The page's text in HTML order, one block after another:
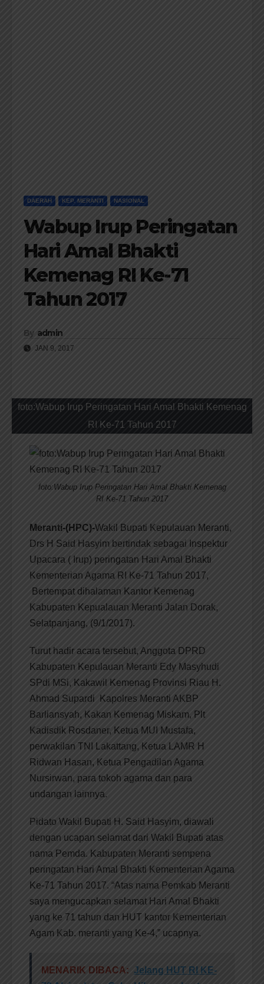
DAERAH KEP. MERANTI NASIONAL
Wabup Irup Peringatan
Hari Amal Bhakti
Kemenag RI Ke-71
Tahun 2017
By admin
JAN 9, 2017
foto:Wabup Irup Peringatan Hari Amal Bhakti Kemenag
RI Ke-71 Tahun 2017
foto:Wabup Irup Peringatan Hari Amal Bhakti Kemenag
RI Ke-71 Tahun 2017
Meranti-(HPC)-Wakil Bupati Kepulauan Meranti,
Drs H Said Hasyim bertindak sebagai Inspektur
Upacara ( Irup) peringatan Hari Amal Bhakti
Kementerian Agama RI Ke-71 Tahun 2017,
Bertempat dihalaman Kantor Kemenag
Kabupaten Kepualauan Meranti Jalan Dorak,
Selatpanjang, (9/1/2017).
Turut hadir acara tersebut, Anggota DPRD
Kabupaten Kepulauan Meranti Edy Masyhudi
SPdi MSi, Kakawil Kemenag Provinsi Riau H.
Ahmad Supardi Kapolres Meranti AKBP
Barliansyah, Kakan Kemenag Miskam, Plt
Kadisdik Rosdaner, Ketua MUI Mustafa,
perwakilan TNI Lakattang, Ketua LAMR H
Ridwan Hasan, Ketua Pengadilan Agama
Nursirwan, para tokoh agama dan para
undangan lainnya.
Pidato Wakil Bupati H. Said Hasyim, diawali
dengan ucapan selamat dari Wakil Bupati atas
nama Pemda. Kabupaten Meranti sempena
peringatan Hari Amal Bhakti Kementerian Agama
Ke-71 Tahun 2017. “Atas nama Pemkab Meranti
saya mengucapkan selamat Hari Amal Bhakti
yang ke 71 tahun dan HUT kantor Kementerian
Agam Kab. meranti yang Ke-4,” ucapnya.
MENARIK DIBACA: Jelang HUT RI KE-